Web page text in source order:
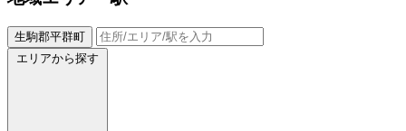
生駒郡平群町
エリアから探す